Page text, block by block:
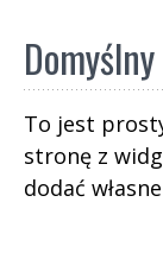
To jest
stronę z
dodać